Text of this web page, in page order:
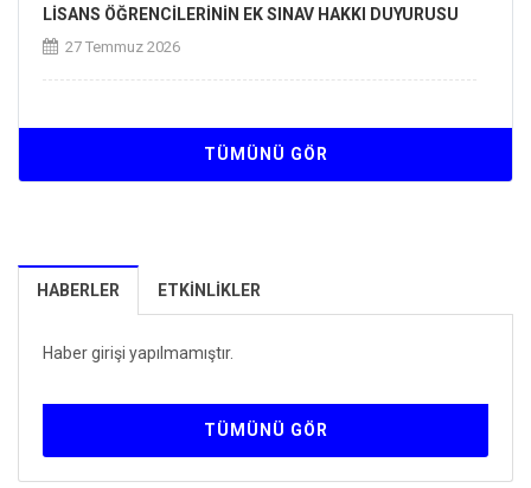
LİSANS ÖĞRENCİLERİNİN EK SINAV HAKKI DUYURUSU
27 Temmuz 2026
TÜMÜNÜ GÖR
HABERLER ETKINLIKLER
Haber girişi yapılmamıştır.
TÜMÜNÜ GÖR